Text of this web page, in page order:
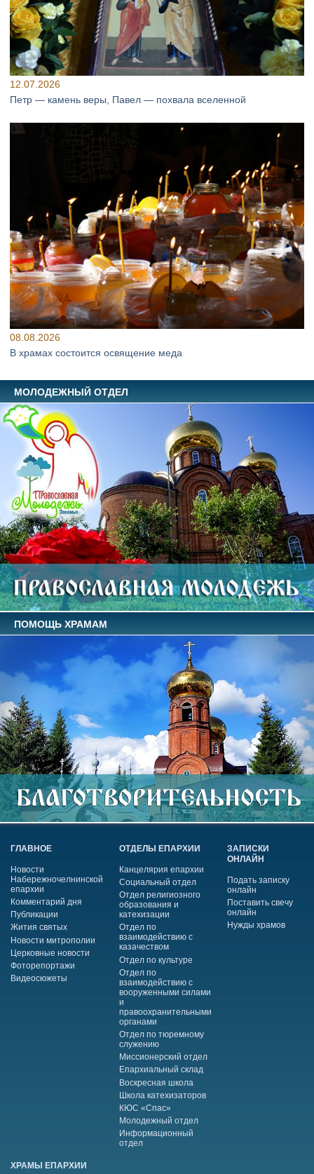
12.07.2026
Петр — камень веры, Павел — похвала вселенной
08.08.2026
В храмах состоится освящение меда
МОЛОДЕЖНЫЙ ОТДЕЛ
ПОМОЩЬ ХРАМАМ
ГЛАВНОЕ
Новости
Набережночелнинской
епархии
Комментарий дня
Публикации
Жития святых
Новости митрополии
Церковные новости
Фоторепортажи
Видеосюжеты
ОТДЕЛЫ ЕПАРХИИ
Канцелярия епархии
Социальный отдел
Отдел религиозного
образования и
катехизации
Отдел по
взаимодействию с
казачеством
Отдел по культуре
Отдел по
взаимодействию с
вооруженными силами
и
правоохранительными
органами
Отдел по тюремному
служению
Миссионерский отдел
Епархиальный склад
Воскресная школа
Школа катехизаторов
КЮС «Спас»
Молодежный отдел
Информационный
отдел
ЗАПИСКИ
ОНЛАЙН
Подать записку
онлайн
Поставить свечу
онлайн
Нужды храмов
ХРАМЫ ЕПАРХИИ